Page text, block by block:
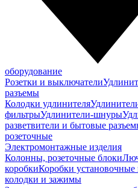
оборудование
Розетки и выключатели
разъемы
Колодки удлинителя
фильтрыУдлинители-шнуры
разветвители и бытовые
розеточные
Электромонтажные изделия
Колонны, розеточные блоки
коробкиКоробки
колодки и зажимы